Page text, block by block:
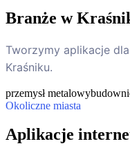
Branże w
Tworzymy aplikacje
Kraśniku.
przemysł metalowy
Okoliczne miasta
Aplikacje